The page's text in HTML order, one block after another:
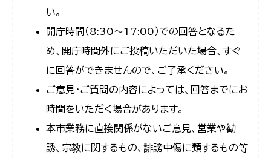
い。
開庁時間（8:30〜17:00）での回答となるた
め、開庁時間外にご投稿いただいた場合、すぐ
に回答ができませんので、ご了承ください。
ご意見・ご質問の内容によっては、回答までにお
時間をいただく場合があります。
本市業務に直接関係がないご意見、営業や勧
誘、宗教に関するもの、誹謗中傷に類するもの等